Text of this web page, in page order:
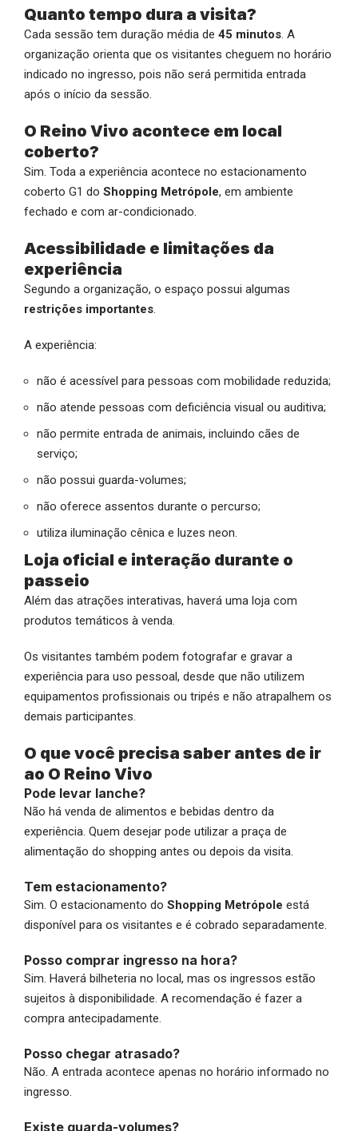
Quanto tempo dura a visita?
Cada sessão tem duração média de 45 minutos. A
organização orienta que os visitantes cheguem no horário
indicado no ingresso, pois não será permitida entrada
após o início da sessão.
O Reino Vivo acontece em local
coberto?
Sim. Toda a experiência acontece no estacionamento
coberto G1 do Shopping Metrópole, em ambiente
fechado e com ar-condicionado.
Acessibilidade e limitações da
experiência
Segundo a organização, o espaço possui algumas
restrições importantes.
A experiência:
não é acessível para pessoas com mobilidade reduzida;
não atende pessoas com deficiência visual ou auditiva;
não permite entrada de animais, incluindo cães de
serviço;
não possui guarda-volumes;
não oferece assentos durante o percurso;
utiliza iluminação cênica e luzes neon.
Loja oficial e interação durante o
passeio
Além das atrações interativas, haverá uma loja com
produtos temáticos à venda.
Os visitantes também podem fotografar e gravar a
experiência para uso pessoal, desde que não utilizem
equipamentos profissionais ou tripés e não atrapalhem os
demais participantes.
O que você precisa saber antes de ir
ao O Reino Vivo
Pode levar lanche?
Não há venda de alimentos e bebidas dentro da
experiência. Quem desejar pode utilizar a praça de
alimentação do shopping antes ou depois da visita.
Tem estacionamento?
Sim. O estacionamento do Shopping Metrópole está
disponível para os visitantes e é cobrado separadamente.
Posso comprar ingresso na hora?
Sim. Haverá bilheteria no local, mas os ingressos estão
sujeitos à disponibilidade. A recomendação é fazer a
compra antecipadamente.
Posso chegar atrasado?
Não. A entrada acontece apenas no horário informado no
ingresso.
Existe guarda-volumes?